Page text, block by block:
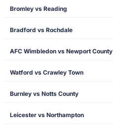
Bromley vs Reading
Bradford vs Rochdale
AFC Wimbledon vs Newport County
Watford vs Crawley Town
Burnley vs Notts County
Leicester vs Northampton